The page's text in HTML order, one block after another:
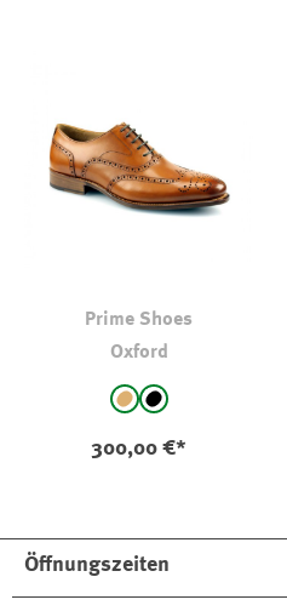
Prime Shoes
Oxford
auswählen
Cognacschwarz
300,00 €*
Öffnungszeiten